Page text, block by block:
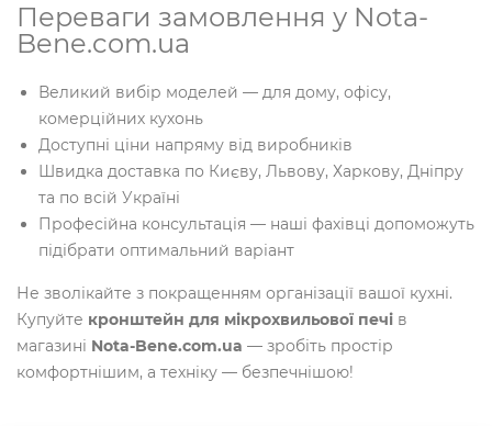
Переваги замовлення у Nota-
Bene.com.ua
Великий вибір моделей — для дому, офісу,
комерційних кухонь
Доступні ціни напряму від виробників
Швидка доставка по Києву, Львову, Харкову, Дніпру
та по всій Україні
Професійна консультація — наші фахівці допоможуть
підібрати оптимальний варіант
Не зволікайте з покращенням організації вашої кухні.
Купуйте кронштейн для мікрохвильової печі в
магазині Nota-Bene.com.ua — зробіть простір
комфортнішим, а техніку — безпечнішою!